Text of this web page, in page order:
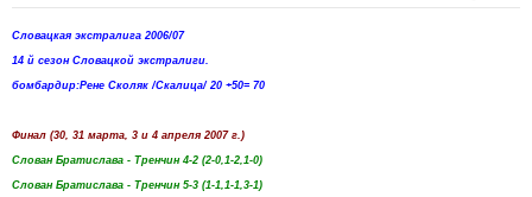
Словацкая экстралига 2006/07
14 й сезон Словацкой экстралиги.
бомбардир:Рене Сколяк /Скалица/ 20 +50= 70
Финал (30, 31 марта, 3 и 4 апреля 2007 г.)
Слован Братислава - Тренчин 4-2 (2-0,1-2,1-0)
Слован Братислава - Тренчин 5-3 (1-1,1-1,3-1)